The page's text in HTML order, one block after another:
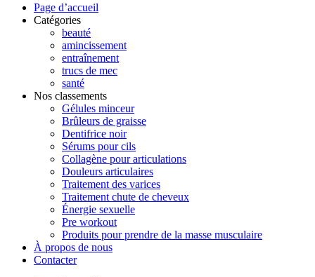
Page d’accueil
Catégories
beauté
amincissement
entraînement
trucs de mec
santé
Nos classements
Gélules minceur
Brûleurs de graisse
Dentifrice noir
Sérums pour cils
Collagène pour articulations
Douleurs articulaires
Traitement des varices
Traitement chute de cheveux
Énergie sexuelle
Pre workout
Produits pour prendre de la masse musculaire
À propos de nous
Contacter